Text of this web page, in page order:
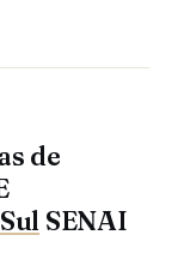
de
SENAI